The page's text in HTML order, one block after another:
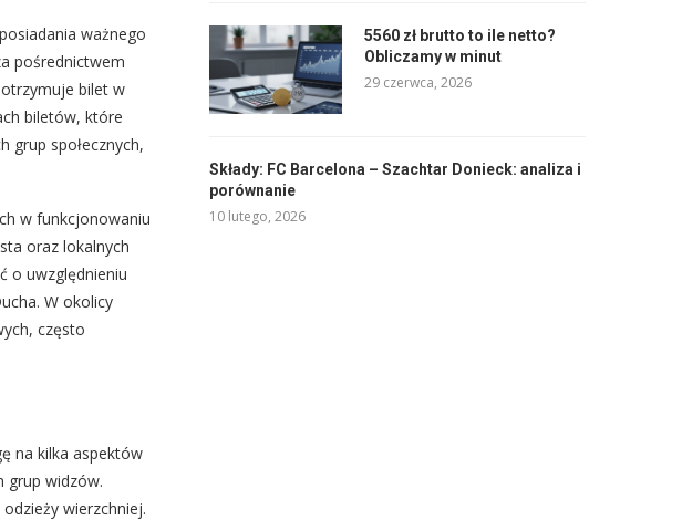
ważnego
pośrednictwem
bilet w
biletów, które
grup społecznych,
w funkcjonowaniu
oraz lokalnych
o uwzględnieniu
W okolicy
często
na kilka aspektów
grup widzów.
wierzchniej.
5560 zł brutto to ile netto?
Obliczamy w minut
29 czerwca, 2026
Składy: FC Barcelona – Szachtar Donieck: analiza i
porównanie
10 lutego, 2026